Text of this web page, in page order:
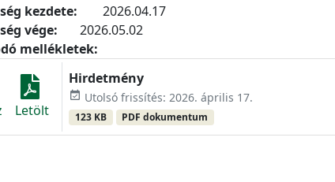
kezdete:
2026.04.17
vége:
2026.05.02
mellékletek:
Letölt
Hirdetmény
event_available Utolsó frissítés: 2026. április 17.
123 KB PDF dokumentum